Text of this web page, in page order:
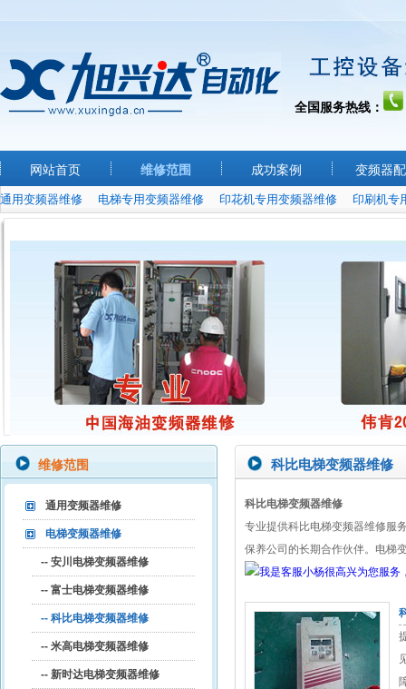
全国服务热线：
网站首页 维修范围 成功案例 变频器
通用变频器维修 电梯专用变频器维修 印花机专用变频器维修 印刷机专
维修范围
通用变频器维修
电梯变频器维修
-- 安川电梯变频器维修
-- 富士电梯变频器维修
-- 科比电梯变频器维修
-- 米高电梯变频器维修
-- 新时达电梯变频器维修
科比电梯变频器维修
科比电梯变频器维修
专业提供科比电梯变频器维修服
保养公司的长期合作伙伴。电梯